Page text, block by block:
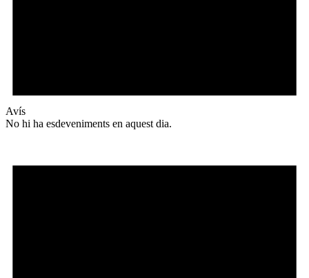
Avís
No hi ha esdeveniments en aquest dia.